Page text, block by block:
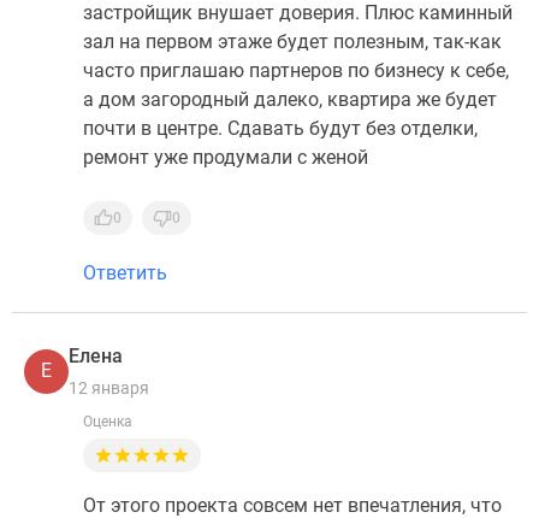
застройщик внушает доверия. Плюс каминный
зал на первом этаже будет полезным, так-как
часто приглашаю партнеров по бизнесу к себе,
а дом загородный далеко, квартира же будет
почти в центре. Сдавать будут без отделки,
ремонт уже продумали с женой
0 0
Ответить
Е
Елена
12 января
Оценка
От этого проекта совсем нет впечатления, что